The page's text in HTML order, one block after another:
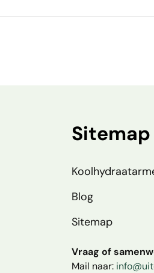
Sitemap
Blog
Sitemap
Vraag of
Mail naar: